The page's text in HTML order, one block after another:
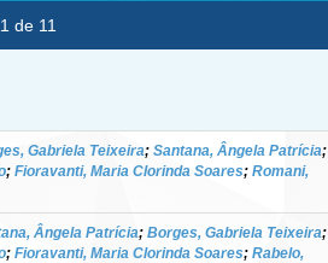
de 11
Gabriela Teixeira; Santana, Ângela Patrícia;
; Fioravanti, Maria Clorinda Soares; Romani,
Ângela Patrícia; Borges, Gabriela Teixeira;
; Fioravanti, Maria Clorinda Soares; Rabelo,